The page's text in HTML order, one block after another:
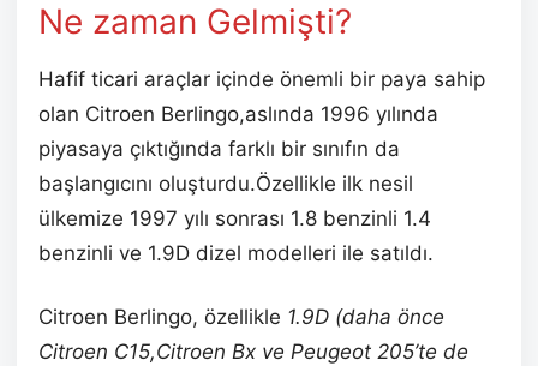
Ne zaman Gelmişti?
Hafif ticari araçlar içinde önemli bir paya sahip
olan Citroen Berlingo,aslında 1996 yılında
piyasaya çıktığında farklı bir sınıfın da
başlangıcını oluşturdu.Özellikle ilk nesil
ülkemize 1997 yılı sonrası 1.8 benzinli 1.4
benzinli ve 1.9D dizel modelleri ile satıldı.
Citroen Berlingo, özellikle 1.9D (daha önce
Citroen C15,Citroen Bx ve Peugeot 205’te de